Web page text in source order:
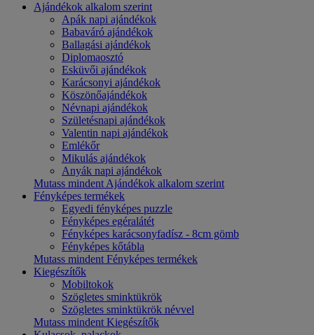
Ajándékok alkalom szerint
Apák napi ajándékok
Babaváró ajándékok
Ballagási ajándékok
Diplomaosztó
Esküvői ajándékok
Karácsonyi ajándékok
Köszönőajándékok
Névnapi ajándékok
Születésnapi ajándékok
Valentin napi ajándékok
Emlékőr
Mikulás ajándékok
Anyák napi ajándékok
Mutass mindent Ajándékok alkalom szerint
Fényképes termékek
Egyedi fényképes puzzle
Fényképes egéralátét
Fényképes karácsonyfadísz - 8cm gömb
Fényképes kőtábla
Mutass mindent Fényképes termékek
Kiegészítők
Mobiltokok
Szögletes sminktükrök
Szögletes sminktükrök névvel
Mutass mindent Kiegészítők